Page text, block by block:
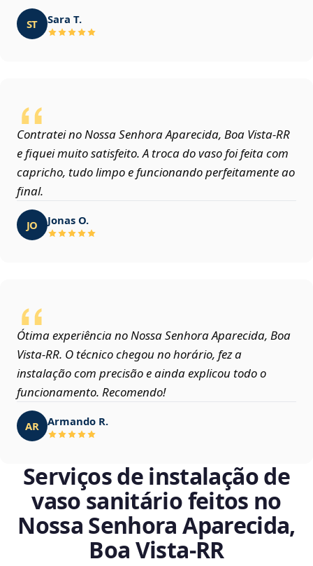
ST Sara T.
Contratei no Nossa Senhora Aparecida, Boa Vista‑RR
e fiquei muito satisfeito. A troca do vaso foi feita com
capricho, tudo limpo e funcionando perfeitamente ao
final.
JO Jonas O.
Ótima experiência no Nossa Senhora Aparecida, Boa
Vista‑RR. O técnico chegou no horário, fez a
instalação com precisão e ainda explicou todo o
funcionamento. Recomendo!
AR Armando R.
Serviços de instalação de
vaso sanitário feitos no
Nossa Senhora Aparecida,
Boa Vista‑RR